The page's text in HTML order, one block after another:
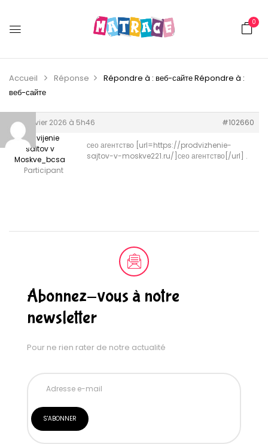
0
Accueil Réponse Répondre à : веб-сайтеRépondre à :
веб-сайте
18 janvier 2026 à 5h46
#102660
Prodvijenie
saitov v
Moskve_bcsa
Participant
сео агентство [url=https://prodvizhenie-
sajtov-v-moskve221.ru/]сео агентство[/url] .
Abonnez-vous à notre
newsletter
Pour ne rien rater de notre actualité